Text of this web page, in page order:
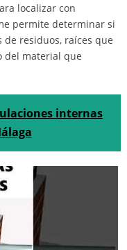
localizar con
permite determinar si
residuos, raíces que
del material que
internas